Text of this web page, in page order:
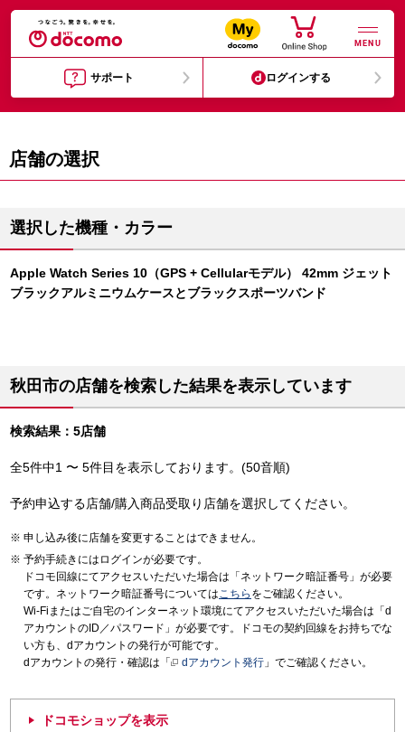
MENU
サポート ログインする
店舗の選択
選択した機種・カラー
Apple Watch Series 10（GPS + Cellularモデル） 42mm ジェット
ブラックアルミニウムケースとブラックスポーツバンド
秋田市の店舗を検索した結果を表示しています
検索結果：5店舗
全5件中1 〜 5件目を表示しております。(50音順)
予約申込する店舗/購入商品受取り店舗を選択してください。
申し込み後に店舗を変更することはできません。
予約手続きにはログインが必要です。
ドコモ回線にてアクセスいただいた場合は「ネットワーク暗証番号」が必要
です。ネットワーク暗証番号についてはこちら をご確認ください。
Wi-Fiまたはご自宅のインターネット環境にてアクセスいただいた場合は「d
アカウントのID／パスワード」が必要です。ドコモの契約回線をお持ちでな
い方も、dアカウントの発行が可能です。
dアカウントの発行・確認は「
dアカウント発行 」でご確認ください。
ドコモショップを表示